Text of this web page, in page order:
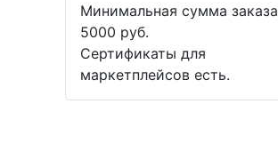
Минимальная сумма заказа
5000 руб.
Сертификаты для
маркетплейсов есть.